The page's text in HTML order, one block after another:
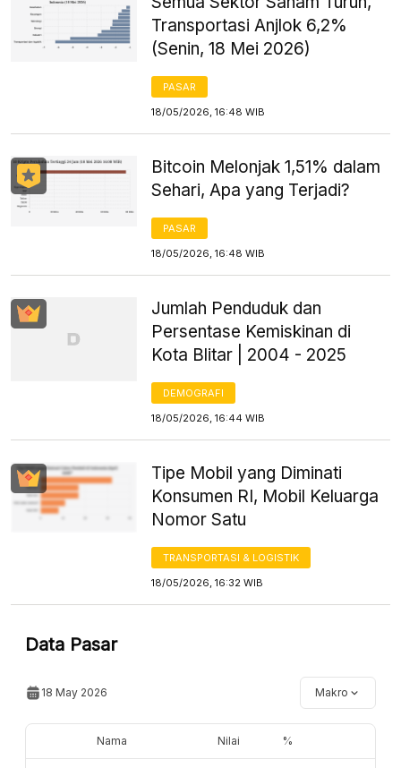
Transportasi Anjlok 6,2%
(Senin, 18 Mei 2026)
PASAR
18/05/2026, 16:48 WIB
Bitcoin Melonjak 1,51% dalam
Sehari, Apa yang Terjadi?
PASAR
18/05/2026, 16:48 WIB
Jumlah Penduduk dan
Persentase Kemiskinan di
Kota Blitar | 2004 - 2025
DEMOGRAFI
18/05/2026, 16:44 WIB
Tipe Mobil yang Diminati
Konsumen RI, Mobil Keluarga
Nomor Satu
TRANSPORTASI & LOGISTIK
18/05/2026, 16:32 WIB
Data Pasar
18 May 2026 Makro
Nama Nilai %